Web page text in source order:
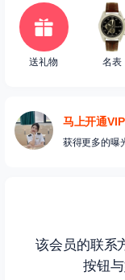
送礼物 名表
马上开通
获得更多的曝
该会员的联系
按钮